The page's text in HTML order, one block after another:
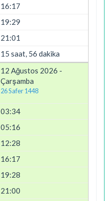
16:17
19:29
21:01
15 saat, 56 dakika
12 Ağustos 2026 -
Çarşamba
26 Safer 1448
03:34
05:16
12:28
16:17
19:28
21:00